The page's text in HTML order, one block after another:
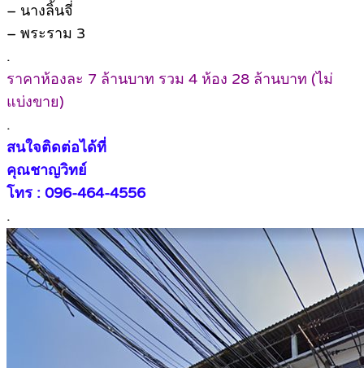
– นางลิ้นจี่
– พระราม 3
.
ราคาห้องละ 7 ล้านบาท รวม 4 ห้อง 28 ล้านบาท (ไม่
แบ่งขาย)
.
สนใจติดต่อได้ที่
คุณชาญวิทย์
โทร : 096-464-4556
.